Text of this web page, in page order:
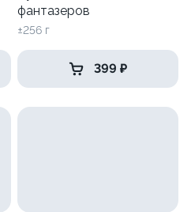
фантазеров
±256 г
399 ₽